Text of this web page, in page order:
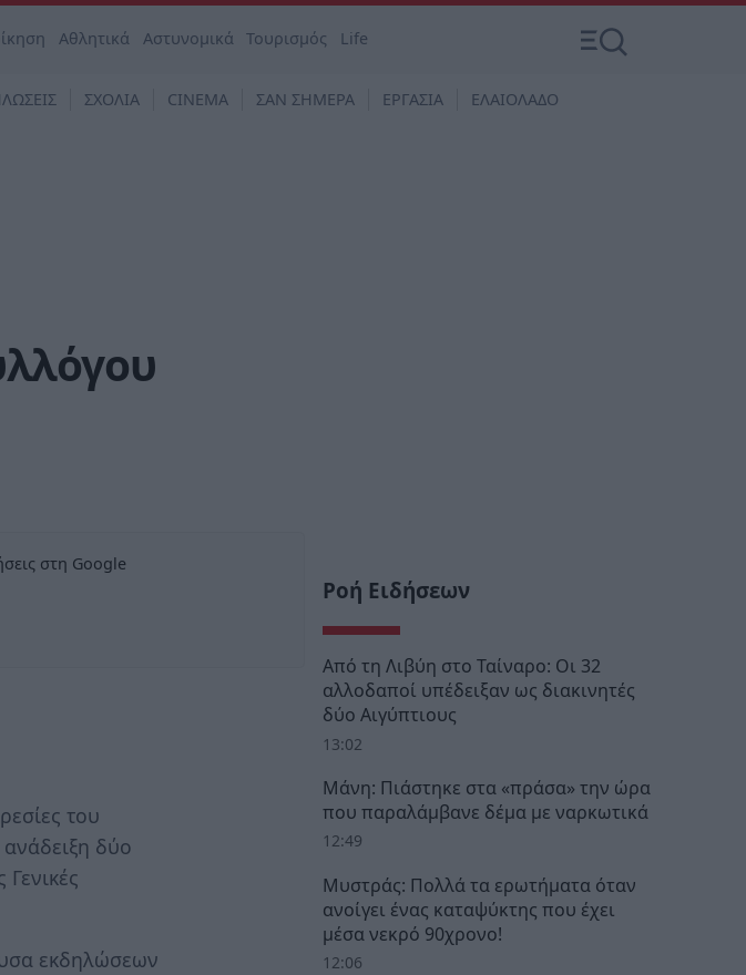
Αθλητικά Αστυνομικά Τουρισμός Life
ΣΧΟΛΙΑ CINEMA ΣΑΝ ΣΗΜΕΡΑ ΕΡΓΑΣΙΑ ΕΛΑΙΟΛΑΔΟ
στη Google
του
δύο
εκδηλώσεων
Ροή Ειδήσεων
Από τη Λιβύη στο Ταίναρο: Οι 32
αλλοδαποί υπέδειξαν ως διακινητές
δύο Αιγύπτιους
13:02
Μάνη: Πιάστηκε στα «πράσα» την ώρα
που παραλάμβανε δέμα με ναρκωτικά
12:49
Μυστράς: Πολλά τα ερωτήματα όταν
ανοίγει ένας καταψύκτης που έχει
μέσα νεκρό 90χρονο!
12:06